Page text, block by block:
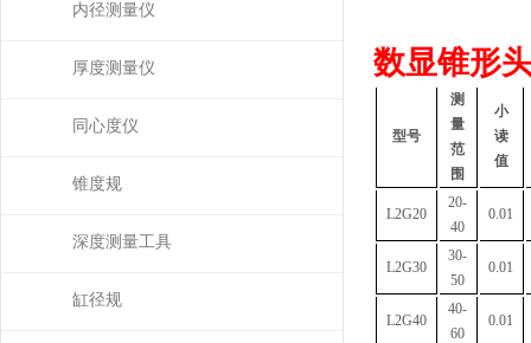
内径测量仪
厚度测量仪
同心度仪
锥度规
深度测量工具
缸径规
数显锥形
型号
测
量
范
围
小
读
值
L2G20
20-
40
0.01
L2G30
30-
50
0.01
L2G40
40-
60
0.01